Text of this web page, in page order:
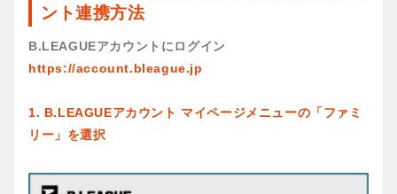
ント連携方法
B.LEAGUEアカウントにログイン
https://account.bleague.jp
1. B.LEAGUEアカウント マイページメニューの「ファミ
リー」を選択